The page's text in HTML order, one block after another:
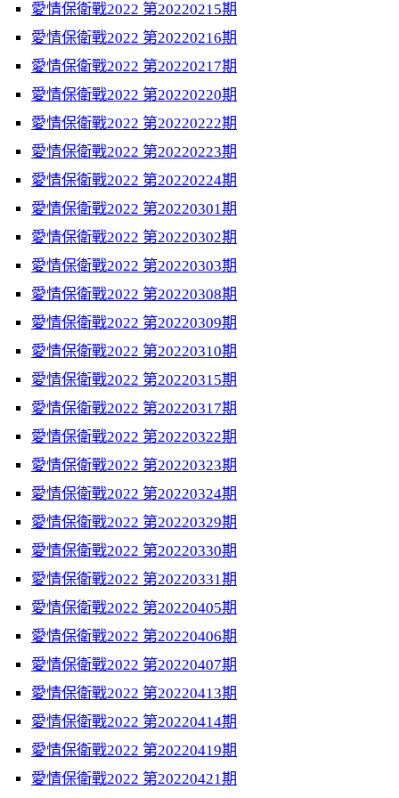
愛情保衛戰2022 第20220215期
愛情保衛戰2022 第20220216期
愛情保衛戰2022 第20220217期
愛情保衛戰2022 第20220220期
愛情保衛戰2022 第20220222期
愛情保衛戰2022 第20220223期
愛情保衛戰2022 第20220224期
愛情保衛戰2022 第20220301期
愛情保衛戰2022 第20220302期
愛情保衛戰2022 第20220303期
愛情保衛戰2022 第20220308期
愛情保衛戰2022 第20220309期
愛情保衛戰2022 第20220310期
愛情保衛戰2022 第20220315期
愛情保衛戰2022 第20220317期
愛情保衛戰2022 第20220322期
愛情保衛戰2022 第20220323期
愛情保衛戰2022 第20220324期
愛情保衛戰2022 第20220329期
愛情保衛戰2022 第20220330期
愛情保衛戰2022 第20220331期
愛情保衛戰2022 第20220405期
愛情保衛戰2022 第20220406期
愛情保衛戰2022 第20220407期
愛情保衛戰2022 第20220413期
愛情保衛戰2022 第20220414期
愛情保衛戰2022 第20220419期
愛情保衛戰2022 第20220421期